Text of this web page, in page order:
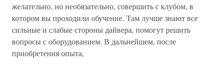
желательно, но необязательно, совершить с клубом, в
котором вы проходили обучение. Там лучше знают все
сильные и слабые стороны дайвера, помогут решить
вопросы с оборудованием. В дальнейшем, после
приобретения опыта,